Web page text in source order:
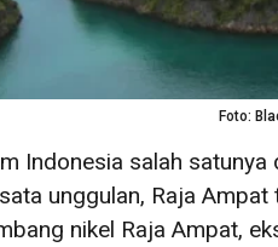
Foto:
Indonesia salah satunya
unggulan, Raja
nikel Raja Ampat,